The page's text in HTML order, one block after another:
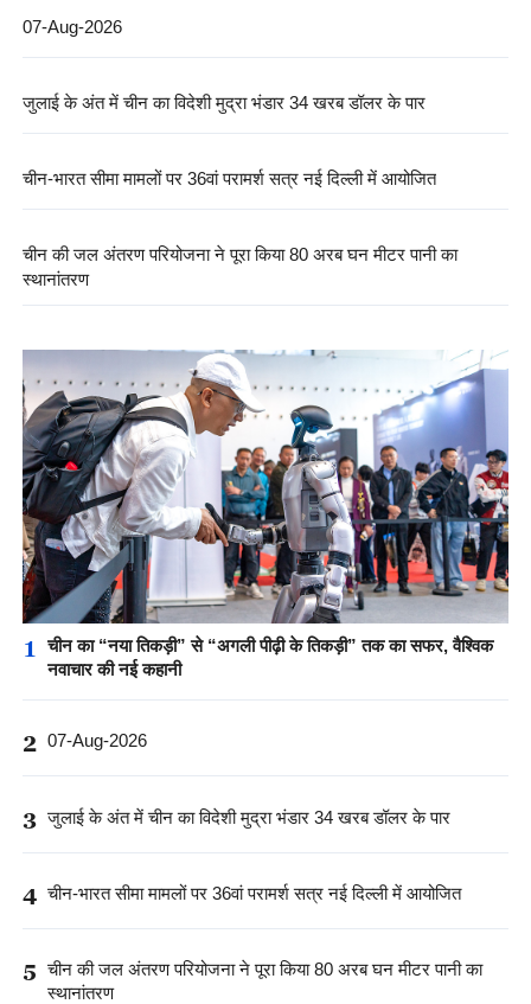
07-Aug-2026
जुलाई के अंत में चीन का विदेशी मुद्रा भंडार 34 खरब डॉलर के पार
चीन-भारत सीमा मामलों पर 36वां परामर्श सत्र नई दिल्ली में आयोजित
चीन की जल अंतरण परियोजना ने पूरा किया 80 अरब घन मीटर पानी का
स्थानांतरण
1
चीन का “नया तिकड़ी” से “अगली पीढ़ी के तिकड़ी” तक का सफर, वैश्विक
नवाचार की नई कहानी
2 07-Aug-2026
3 जुलाई के अंत में चीन का विदेशी मुद्रा भंडार 34 खरब डॉलर के पार
4 चीन-भारत सीमा मामलों पर 36वां परामर्श सत्र नई दिल्ली में आयोजित
5 चीन की जल अंतरण परियोजना ने पूरा किया 80 अरब घन मीटर पानी का
स्थानांतरण